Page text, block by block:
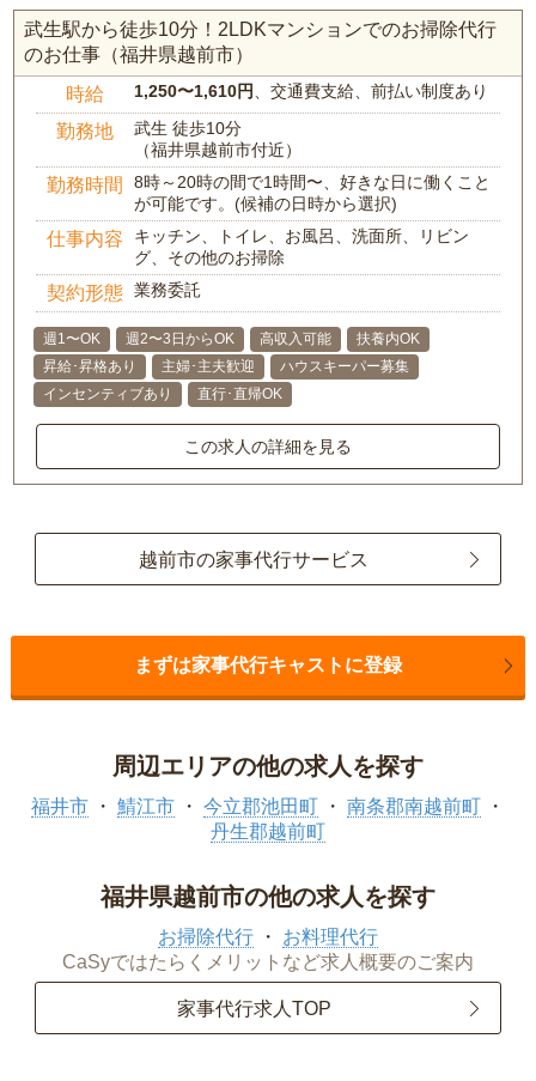
武生駅から徒歩10分！2LDKマンションでのお掃除代行
のお仕事（福井県越前市）
時給 1,250〜1,610円、交通費支給、前払い制度あり
勤務地
武生 徒歩10分
（福井県越前市付近）
勤務時間
8時～20時の間で1時間〜、好きな日に働くこと
が可能です。(候補の日時から選択)
仕事内容
キッチン、トイレ、お風呂、洗面所、リビン
グ、その他のお掃除
契約形態 業務委託
週1〜OK 週2〜3日からOK 高収入可能
扶養内OK
昇給･昇格あり
主婦･主夫歓迎
ハウスキーパー募集
インセンティブあり
直行･直帰OK
この求人の詳細を見る
越前市の家事代行サービス
まずは家事代行キャストに登録
周辺エリアの他の求人を探す
福井市 鯖江市 今立郡池田町
南条郡南越前町
丹生郡越前町
福井県越前市の他の求人を探す
お掃除代行
お料理代行
CaSyではたらくメリットなど求人概要のご案内
家事代行求人TOP